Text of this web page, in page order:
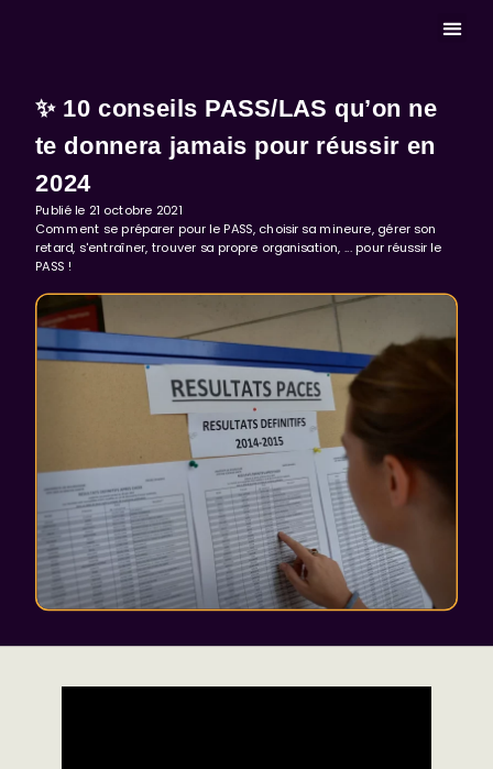
✨ 10 conseils PASS/LAS qu’on ne
te donnera jamais pour réussir en
2024
Publié le 21 octobre 2021
Comment se préparer pour le PASS, choisir sa mineure, gérer son
retard, s'entraîner, trouver sa propre organisation, ... pour réussir le
PASS !